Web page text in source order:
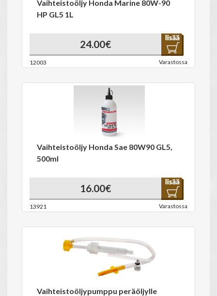
Vaihteistoöljy Honda Marine 80W-90
HP GL5 1L
24.00€
12003 Varastossa
Vaihteistoöljy Honda Sae 80W90 GL5,
500ml
16.00€
13921 Varastossa
Vaihteistoöljypumppu peräöljylle